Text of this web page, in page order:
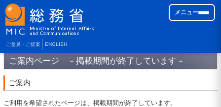
ご意見・ご提案 ENGLISH
メニュー
ご案内ページ －掲載期間が終了しています－
ご案内
ご利用を希望されたページは、掲載期間が終了しています。